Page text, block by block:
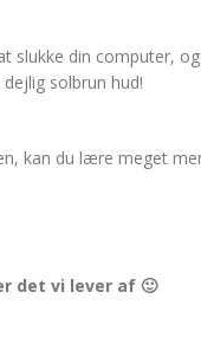
din computer,
solbrun hud!
kan du lære meget
det vi lever af 🙂